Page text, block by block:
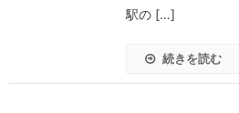
駅の […]
続きを読む